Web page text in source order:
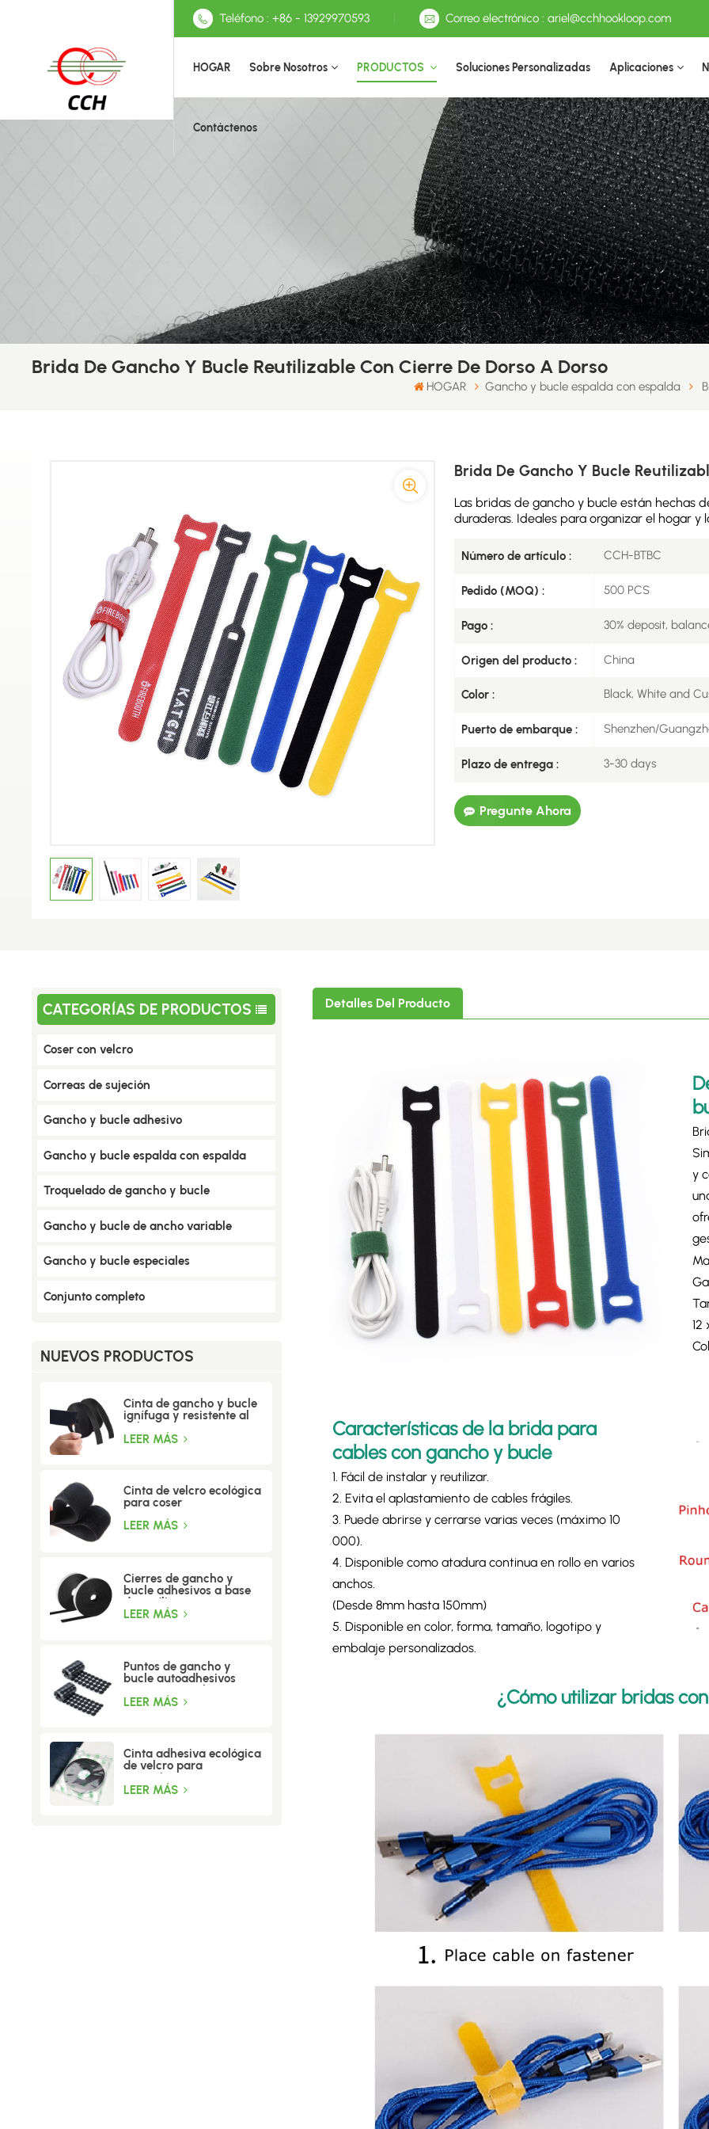
Teléfono : +86 - 13929970593 Correo electrónico : ariel@cchhookloop.com
HOGAR Sobre Nosotros PRODUCTOS Soluciones Personalizadas Aplicaciones
Contáctenos
Brida De Gancho Y Bucle Reutilizable Con Cierre De Dorso A Dorso
HOGAR Gancho y bucle espalda con espalda
Brida De Gancho Y Bucle
Las bridas de gancho y bucle están hechas
duraderas. Ideales para organizar el hogar y
Número de artículo : CCH-BTBC
Pedido (MOQ) : 500 PCS
Pago : 30% deposit,
Origen del producto : China
Color : Black, White and
Puerto de embarque : Shenzhen/
Plazo de entrega : 3-30 days
Pregunte Ahora
CATEGORÍAS DE PRODUCTOS
Coser con velcro
Correas de sujeción
Gancho y bucle adhesivo
Gancho y bucle espalda con espalda
Troquelado de gancho y bucle
Gancho y bucle de ancho variable
Gancho y bucle especiales
Conjunto completo
NUEVOS PRODUCTOS
Cinta de gancho y bucle
ignífuga y resistente al
calor
LEER MÁS
Cinta de velcro ecológica
para coser
LEER MÁS
Cierres de gancho y
bucle adhesivos a base
de acrílico
LEER MÁS
Puntos de gancho y
bucle autoadhesivos
resistentes a altas
temperaturas
LEER MÁS
Cinta adhesiva ecológica
de velcro para
mosquiteras
LEER MÁS
Detalles Del Producto
y
12
Características de la brida para
cables con gancho y bucle
1. Fácil de instalar y reutilizar.
2. Evita el aplastamiento de cables frágiles.
3. Puede abrirse y cerrarse varias veces (máximo 10
000).
4. Disponible como atadura continua en rollo en varios
anchos.
(Desde 8mm hasta 150mm)
5. Disponible en color, forma, tamaño, logotipo y
embalaje personalizados.
¿Cómo utilizar bridas